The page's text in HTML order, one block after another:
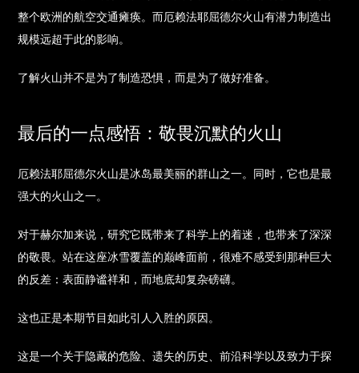
整个欧洲的航空交通瘫痪。而厄赖法耶屈德尔火山有潜力制造出
规模远超于此的影响。
了解火山并不是为了制造恐惧，而是为了做好准备。
最后的一点感悟：敬畏沉默的火山
厄赖法耶屈德尔火山是冰岛最美丽的群山之一。同时，它也是最
强大的火山之一。
对于赫尔加来说，研究它既带来了科学上的着迷，也带来了深深
的敬畏。站在这座冰雪覆盖的巅峰面前，很难不感受到那种巨大
的反差：表面静谧祥和，而地底却复杂磅礴。
这也正是本期节目如此引人入胜的原因。
这是一个关于隐藏的危险、遗失的历史、前沿科学以及致力于探